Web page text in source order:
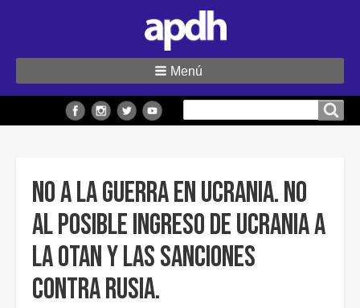
sitio
Menú
No a la guerra en Ucrania. No
al posible ingreso de Ucrania a
la OTAN y las sanciones
contra Rusia.